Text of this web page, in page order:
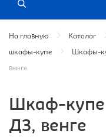
На главную Каталог
шкафы-купе Шкафы-
венге
Шкаф-купе
ДЗ, венге